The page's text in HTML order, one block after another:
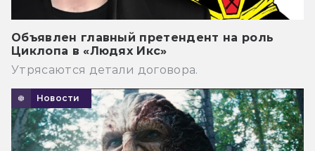
Объявлен главный претендент на роль
Циклопа в «Людях Икс»
Утрясаются детали договора.
Новости